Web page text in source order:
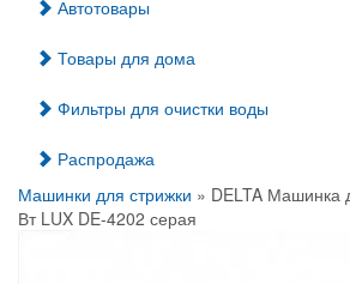
Автотовары
Товары для дома
Фильтры для очистки воды
Распродажа
Машинки для стрижки » DELTA Машинка
Вт LUX DE-4202 серая